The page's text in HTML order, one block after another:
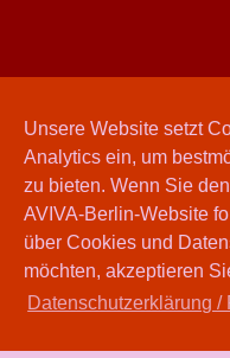
Unsere Website setzt
Analytics ein, um
zu bieten. Wenn Sie
AVIVA-Berlin-Website
über Cookies und
möchten, akzeptieren
Datenschutzerklärung /